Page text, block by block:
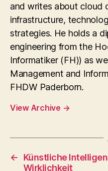
and writes about cloud
infrastructure,
strategies. He holds a
engineering from the
Informatiker (FH)) as
Management and
FHDW Paderborn.
View Archive →
←
Künstliche
Wirklichkeit